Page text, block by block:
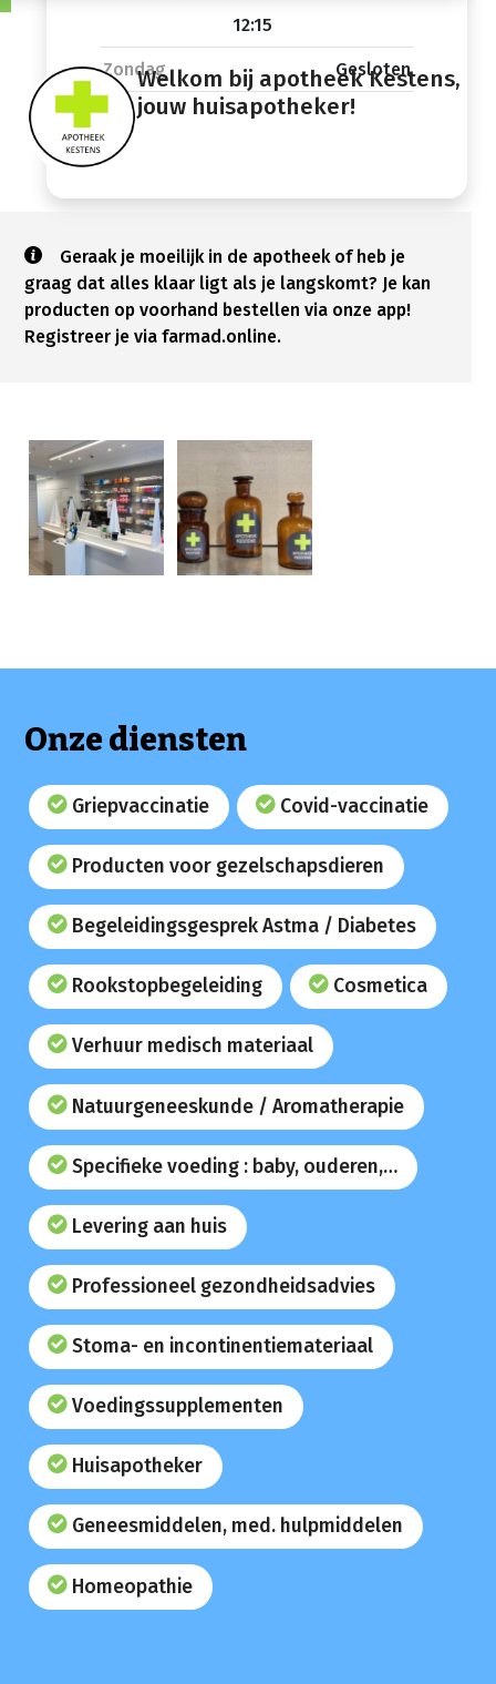
12:15
Zondag Gesloten
Welkom bij apotheek Kestens,
jouw huisapotheker!
Geraak je moeilijk in de apotheek of heb je
graag dat alles klaar ligt als je langskomt? Je kan
producten op voorhand bestellen via onze app!
Registreer je via farmad.online.
Onze diensten
Griepvaccinatie Covid-vaccinatie
Producten voor gezelschapsdieren
Begeleidingsgesprek Astma / Diabetes
Rookstopbegeleiding Cosmetica
Verhuur medisch materiaal
Natuurgeneeskunde / Aromatherapie
Specifieke voeding : baby, ouderen,…
Levering aan huis
Professioneel gezondheidsadvies
Stoma- en incontinentiemateriaal
Voedingssupplementen
Huisapotheker
Geneesmiddelen, med. hulpmiddelen
Homeopathie